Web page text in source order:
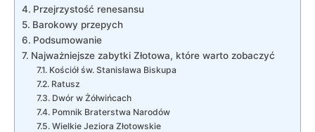
Przejrzystość renesansu
Barokowy przepych
Podsumowanie
Najważniejsze zabytki Złotowa, które warto zobaczyć
Kościół św. Stanisława Biskupa
Ratusz
Dwór w Żółwińcach
Pomnik Braterstwa ‌Narodów
Wielkie Jeziora Złotowskie